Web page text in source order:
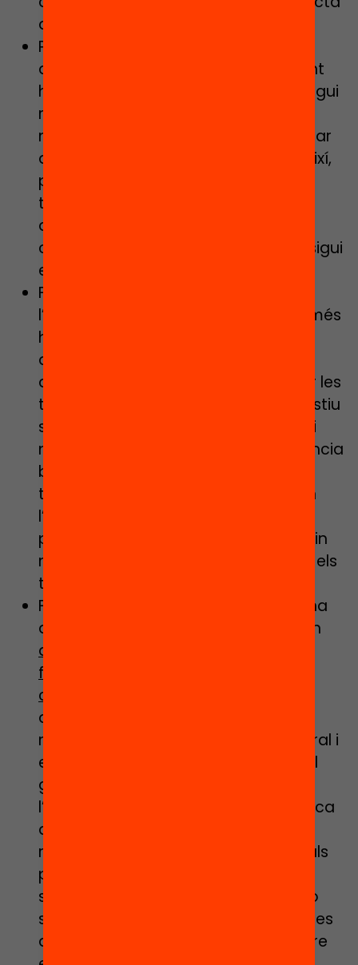
això a la seva trajectòria…
Provocant
abans de l’estiu, si el desconfinament
ho permet: seria fantàstic que es pugui
reprendre el curs encara que sigui
només per uns dies, per poder facilitar
aquest retrobament, però si no és així,
potser es pot organitzar alguna
trobada informal durant la primera
quinzena de juliol, ja siguin de grup
classe o en petit grup, segons quin sigui
el procés de desconfinament.
Fent
l’estiu, sobretot amb l’alumnat que més
ho necessita, per fer
aprenentatges, motivar per fer
activitats d’estiu i ajudar a planificar les
tasques. Les tasques a fer durant l’estiu
s’han de considerar en cas que sigui
necessari reforçar alguna competència
bàsica, però sempre han de ser
tasques no repetitives que fomentin
l’aprenentatge competencial, que
puguin fer autònomament, que siguin
motivadores… És a dir, que no siguin els
típics deures d’estiu.
Facilitant que l’alumnat que té alguna
dificultat d’aprenentatge participi en
activitats d’estiu de qualitat que
fomentin aprenentatges
competencials
atractives, però que els permetin
reforçar aspectes com l’expressió oral i
escrita, el contacte amb el català, el
gust per la lectura, el teatre,
l’experimentació, les STEAM, la pràctica
de l’anglès…. Però aquestes
recomanacions han de ser individuals
per a cada alumne en funció de les
seves necessitats, edat, interessos o
situació familiar. Si algunes d’aquestes
activitats es poden fer al propi centre